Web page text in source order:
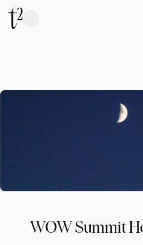
WOW Summit